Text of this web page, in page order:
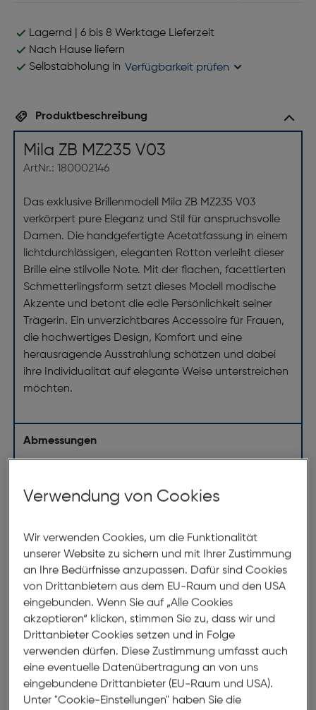
Lagernd | 6 bis 8 Werktage Lieferzeit
Nach Hause liefern
Selbstabholung in Verfügbarkeit prüfen
Produktbeschreibung
Mila ZB MZ235 V03
ArtNr.: 180002146
Das exklusive Brillenmodell Mila ZB MZ235 V03
verkörpert pure Eleganz und Stil für anspruchsvolle
Damen. Die handgefertigte Acetatfassung in einem
lichtdurchlässigen, eleganten Rotton verleiht dieser
Brille eine stilvolle Note. Mit der flachen, facettierten
Schmetterlingsform setzt dieses Modell modische
Akzente und betont die edle Persönlichkeit seiner
Trägerin. Ein unverzichtbares Accessoire für Frauen,
die hochwertiges Design, Komfort und eine
herausragende Ausstrahlung schätzen und dabei
ihre Individualität auf elegante Weise unterstreichen
möchten.
Abmessungen
Steg:18mm
Bügellänge:140mm
(individuell ausrichtbar)
145mm
Verwendung von Cookies
Wir verwenden Cookies, um die Funktionalität
unserer Website zu sichern und mit Ihrer Zustimmung
an Ihre Bedürfnisse anzupassen. Dafür sind Cookies
von Drittanbietern aus dem EU-Raum und den USA
eingebunden. Wenn Sie auf „Alle Cookies
akzeptieren“ klicken, stimmen Sie zu, dass wir und
Drittanbieter Cookies setzen und in Folge
verwenden dürfen. Diese Zustimmung umfasst auch
eine eventuelle Datenübertragung an von uns
eingebundene Drittanbieter (EU-Raum und USA).
Unter "Cookie-Einstellungen" haben Sie die